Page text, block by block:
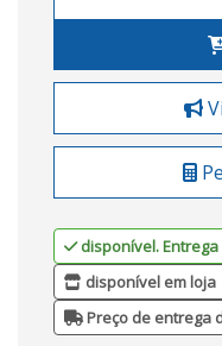
disponível.
disponível em loja
Preço de entrega